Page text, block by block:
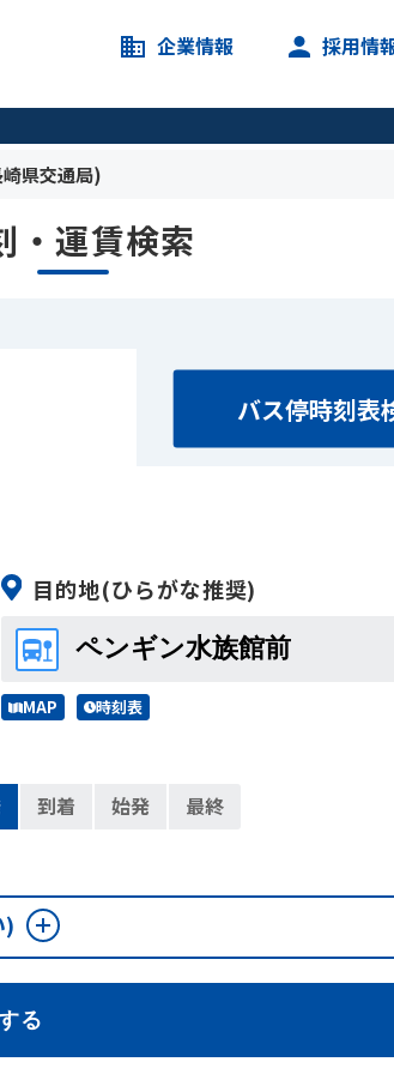
企業情報 採用情
崎県交通局)
・運賃検索
バス停時刻表
目的地(ひらがな推奨)
MAP 時刻表
到着 始発
最終
)
る